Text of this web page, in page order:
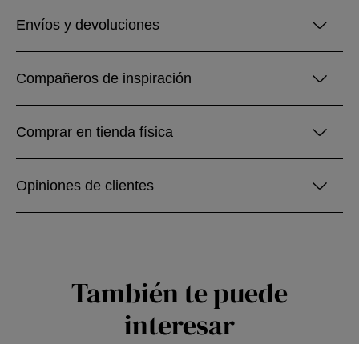
Envíos y devoluciones
Compañeros de inspiración
Comprar en tienda física
Opiniones de clientes
También te puede
interesar